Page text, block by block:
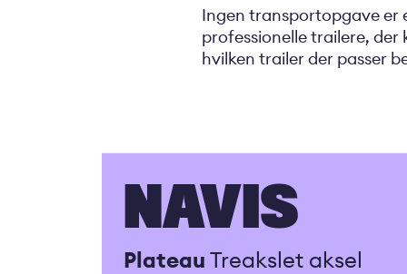
Ingen transportopgave er
professionelle trailere,
hvilken trailer der passer
NAVIS
Plateau Treakslet aksel